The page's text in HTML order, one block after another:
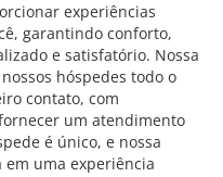
experiências
garantindo conforto,
e satisfatório. Nossa
hóspedes todo o
contato, com
um atendimento
é único, e nossa
em uma experiência